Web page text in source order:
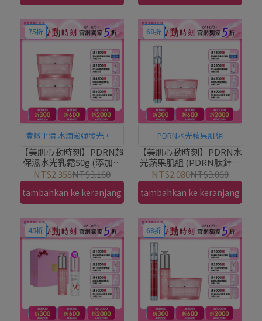
75折
豐嫩平滑 水潤澎彈發光，用
擦的！居家水光護理
【美肌心動時刻】PDRN超
保濕水光乳霜50g (添加補
骨脂酚) 1+1組｜PEZRI派
翠胜肽保養專家
NT$2.358NT$3.160
tambahkan ke keranjang
68折
PDRN水光蘋果肌組
【美肌心動時刻】PDRN水
光蘋果肌組 (PDRN肽針強
效精華15ml+PDRN超保濕
水光乳霜50g)｜PEZRI派
翠胜肽保養專家
NT$2.080NT$3.060
tambahkan ke keranjang
45折 68折